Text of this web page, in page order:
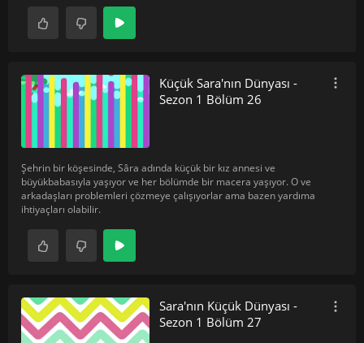
Küçük Sara'nın Dünyası -
Sezon 1 Bölüm 26
Şehrin bir köşesinde, Sâra adında küçük bir kız annesi ve
büyükbabasıyla yaşıyor ve her bölümde bir macera yaşıyor. O ve
arkadaşları problemleri çözmeye çalışıyorlar ama bazen yardıma
ihtiyaçları olabilir.
Sara'nın Küçük Dünyası -
Sezon 1 Bölüm 27